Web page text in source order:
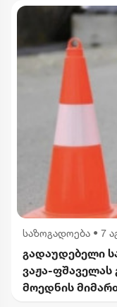
საზოგადოება • 7
გადაუდებელი
ვაჟა-ფშაველას
მოედნის